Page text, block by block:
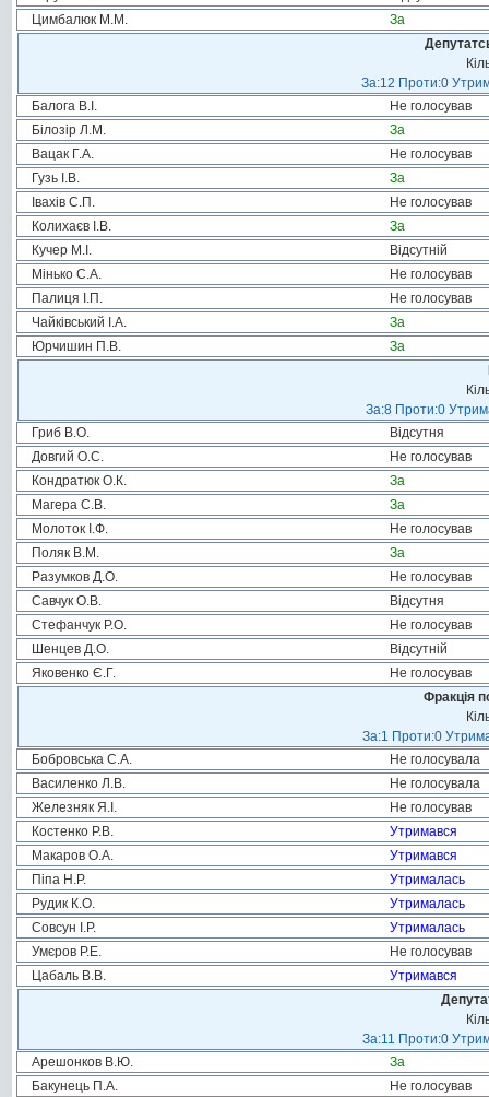
Цимбалюк М.М.
За
За:12 Проти:0
Балога В.І.
Не голосував
Білозір Л.М.
За
Вацак Г.А.
Не голосував
Гузь І.В.
За
Івахів С.П.
Не голосував
Колихаєв І.В.
За
Кучер М.І.
Відсутній
Мінько С.А.
Не голосував
Палиця І.П.
Не голосував
Чайківський І.А.
За
Юрчишин П.В.
За
За:8 Проти:0
Гриб В.О.
Відсутня
Довгий О.С.
Не голосував
Кондратюк О.К.
За
Магера С.В.
За
Молоток І.Ф.
Не голосував
Поляк В.М.
За
Разумков Д.О.
Не голосував
Савчук О.В.
Відсутня
Стефанчук Р.О.
Не голосував
Шенцев Д.О.
Відсутній
Яковенко Є.Г.
Не голосував
Фракція
За:1 Проти:0
Бобровська С.А.
Не голосувала
Василенко Л.В.
Не голосувала
Железняк Я.І.
Не голосував
Костенко Р.В.
Утримався
Макаров О.А.
Утримався
Піпа Н.Р.
Утрималась
Рудик К.О.
Утрималась
Совсун І.Р.
Утрималась
Умєров Р.Е.
Не голосував
Цабаль В.В.
Утримався
За:11 Проти:0
Арешонков В.Ю.
За
Бакунець П.А.
Не голосував